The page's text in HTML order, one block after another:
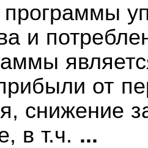
программы
и
от
снижение
в т.ч. ...